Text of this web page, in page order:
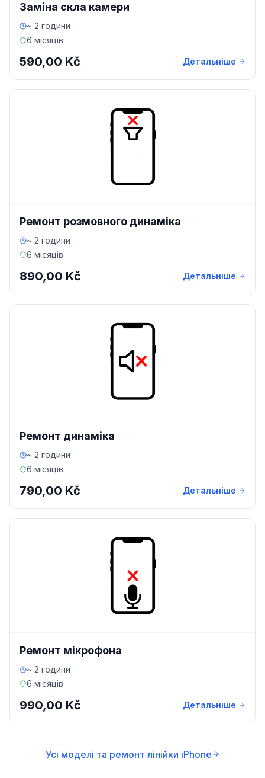
Заміна скла камери
~ 2 години
6 місяців
590,00 Kč Детальніше
Ремонт розмовного динаміка
~ 2 години
6 місяців
890,00 Kč Детальніше
Ремонт динаміка
~ 2 години
6 місяців
790,00 Kč Детальніше
Ремонт мікрофона
~ 2 години
6 місяців
990,00 Kč Детальніше
Усі моделі та ремонт лінійки iPhone